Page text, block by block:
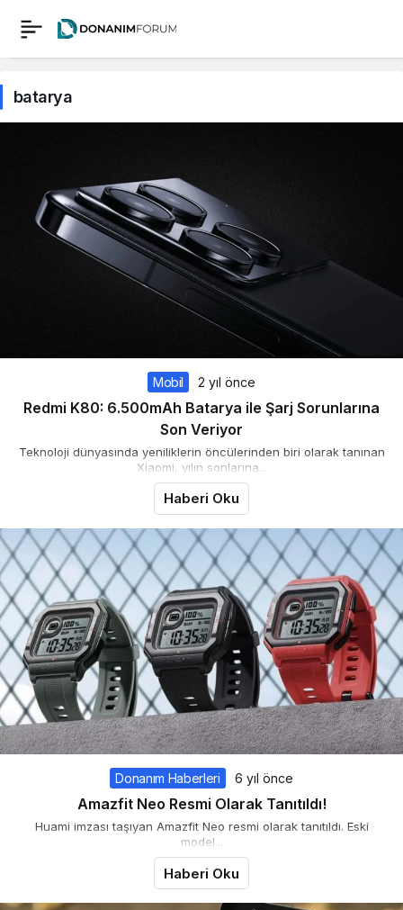
batarya
Mobil 2 yıl önce
Redmi K80: 6.500mAh Batarya ile Şarj Sorunlarına
Son Veriyor
Teknoloji dünyasında yeniliklerin öncülerinden biri olarak tanınan
Xiaomi, yılın sonlarına...
Haberi Oku
Donanım Haberleri 6 yıl önce
Amazfit Neo Resmi Olarak Tanıtıldı!
Huami imzası taşıyan Amazfit Neo resmi olarak tanıtıldı. Eski
model...
Haberi Oku